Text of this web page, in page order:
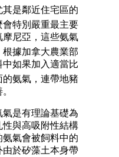
是鄰近住宅區的
會特別嚴重最主要
尼亞，這些氨氣
根據加拿大農業部
如果加入適當比
的氨氣，連帶地豬
是有理論基礎為
與高吸附性結構
氣會被飼料中的
於矽藻土本身帶